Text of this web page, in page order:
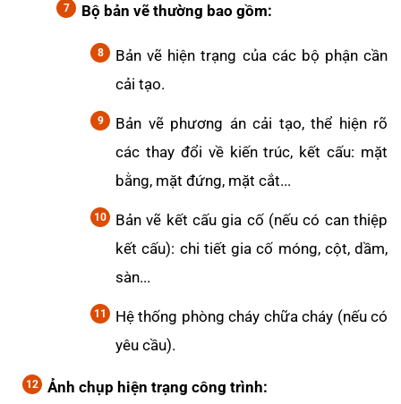
Bộ bản vẽ thường bao gồm:
Bản vẽ hiện trạng của các bộ phận cần
cải tạo.
Bản vẽ phương án cải tạo, thể hiện rõ
các thay đổi về kiến trúc, kết cấu: mặt
bằng, mặt đứng, mặt cắt...
Bản vẽ kết cấu gia cố (nếu có can thiệp
kết cấu): chi tiết gia cố móng, cột, dầm,
sàn...
Hệ thống phòng cháy chữa cháy (nếu có
yêu cầu).
Ảnh chụp hiện trạng công trình: